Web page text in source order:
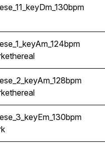
ethereal
ethereal